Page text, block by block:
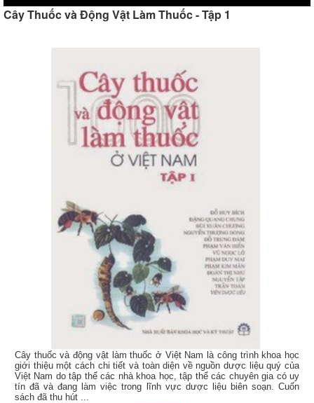
Cây Thuốc và Động Vật Làm Thuốc - Tập 1
Cây thuốc và động vật làm thuốc ở Việt Nam là công trình khoa học
giới thiệu một cách chi tiết và toàn diện về nguồn dược liệu quý của
Việt Nam do tập thể các nhà khoa học, tập thể các chuyên gia có uy
tín đã và đang làm việc trong lĩnh vực dược liệu biên soạn. Cuốn
sách đã thu hút ...